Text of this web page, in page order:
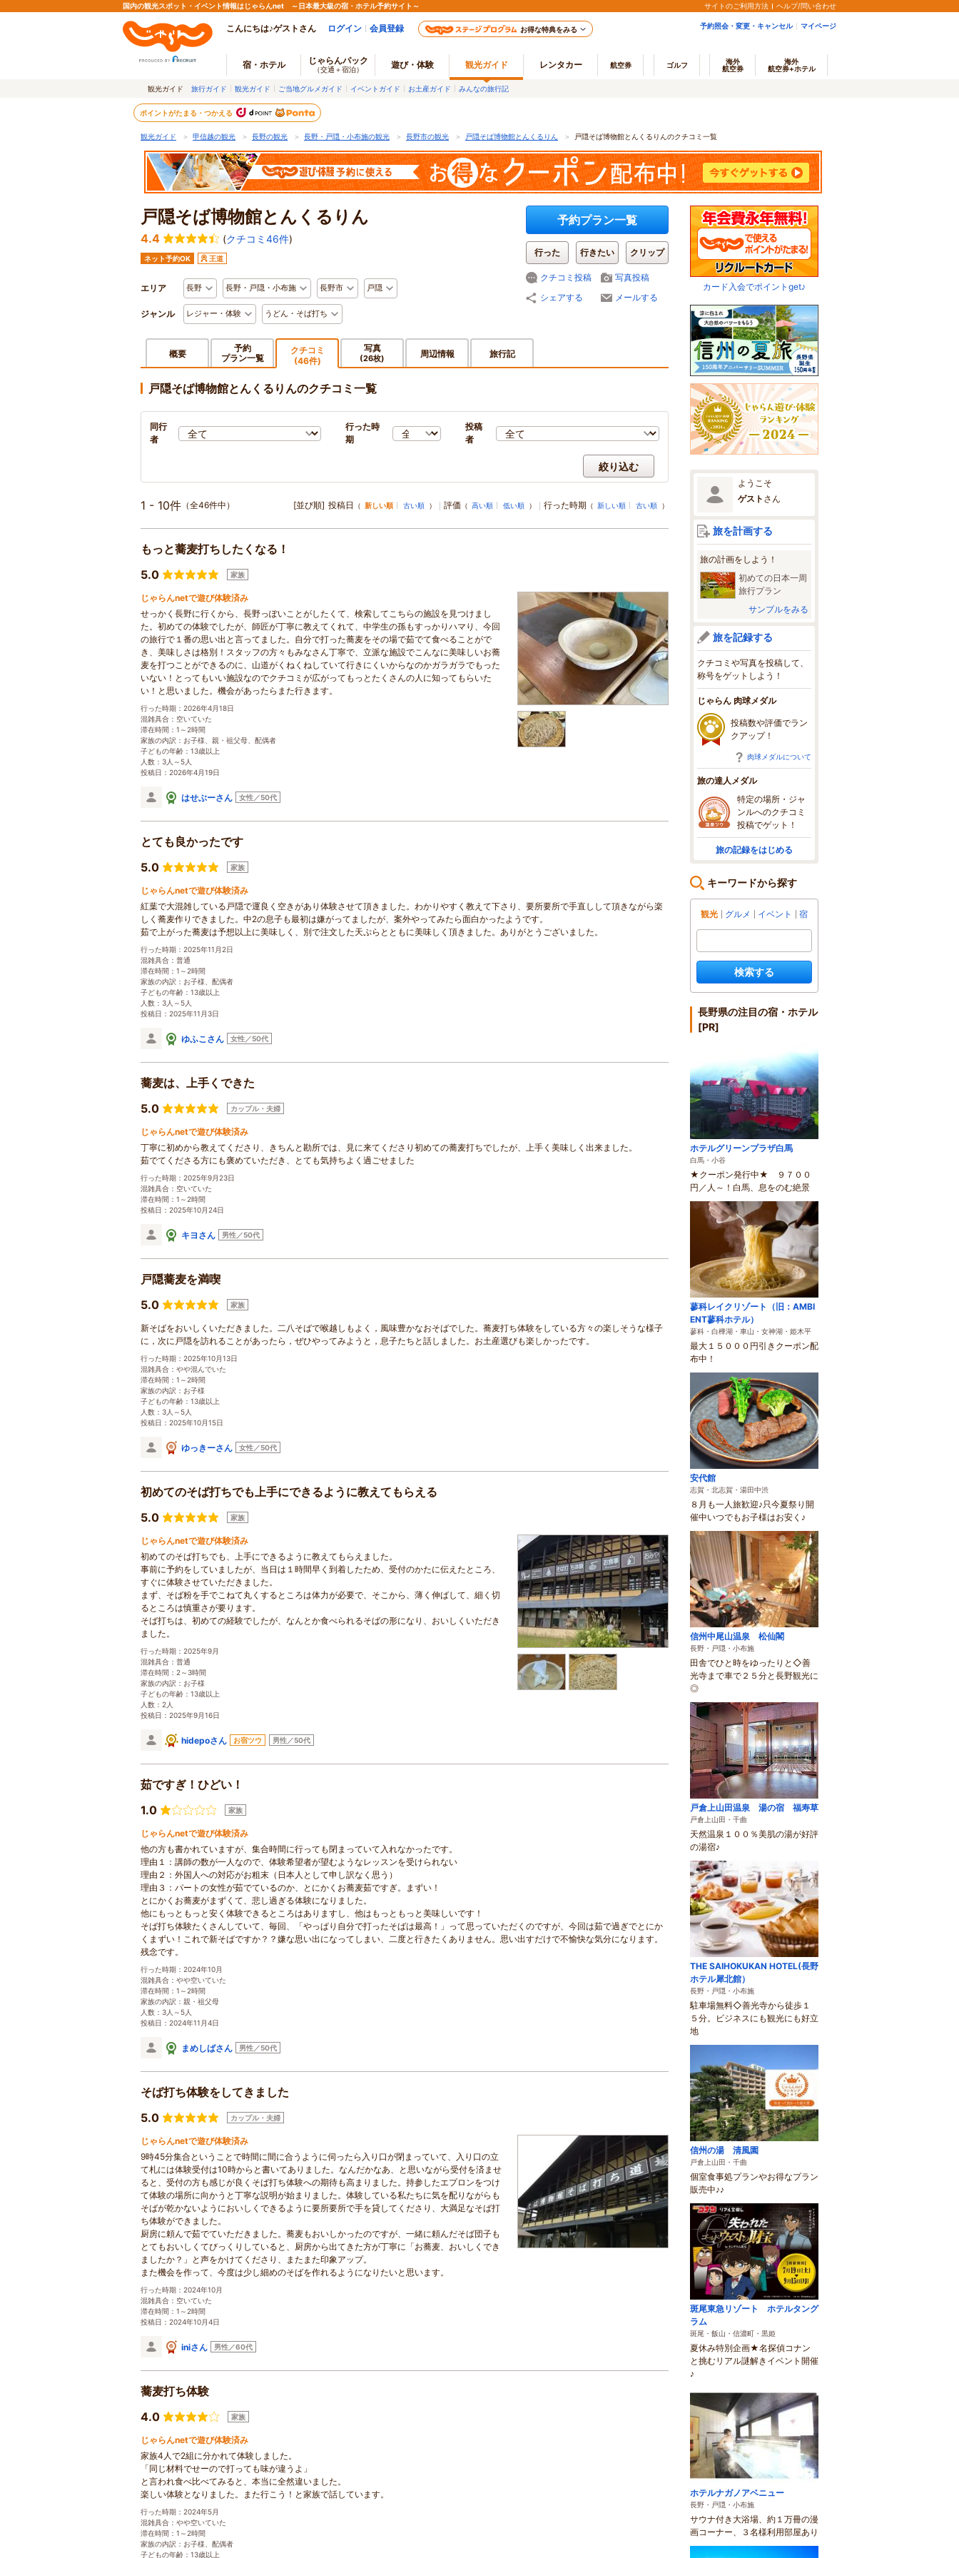
国内の観光スポット・イベント情報はじゃらんnet ～日本最大級の宿・ホテル予約サイト～ サイトのご利用方法 ヘルプ/問い合わせ
こんにちは♪ゲストさん ログイン 会員登録 お得な特典をみる 予約照会・変更・キャンセル マイページ
宿・ホテル じゃらんパック
（交通＋宿泊） 遊び・体験 観光ガイド レンタカー 航空券 ゴルフ
海外
航空券
海外
航空券+ホテル
観光ガイド 旅行ガイド 観光ガイド ご当地グルメガイド イベントガイド お土産ガイド みんなの旅行記
ポイントがたまる・つかえる
観光ガイド ＞ 甲信越の観光 ＞ 長野の観光 ＞ 長野・戸隠・小布施の観光 ＞ 長野市の観光 ＞ 戸隠そば博物館とんくるりん ＞ 戸隠そば博物館とんくるりんのクチコミ一覧
戸隠そば博物館とんくるりん
4.4 (クチコミ46件)
ネット予約OK 王道
エリア 長野 長野・戸隠・小布施 長野市 戸隠
ジャンル レジャー・体験 うどん・そば打ち
予約プラン一覧
行った 行きたい クリップ
クチコミ投稿
写真投稿
シェアする
メールする
概要
予約
プラン一覧
クチコミ
(46件)
写真
(26枚) 周辺情報 旅行記
戸隠そば博物館とんくるりんのクチコミ一覧
同行
者
行った時
期
投稿
者
絞り込む
1 - 10件 （全46件中） [並び順] 投稿日 （ 新しい順 古い順 ） 評価 （ 高い順 低い順 ） 行った時期 （ 新しい順 古い順 ）
もっと蕎麦打ちしたくなる！
5.0
家族
じゃらんnetで遊び体験済み
せっかく長野に行くから、長野っぽいことがしたくて、検索してこちらの施設を見つけまし
た。初めての体験でしたが、師匠が丁寧に教えてくれて、中学生の孫もすっかりハマり、今回
の旅行で１番の思い出と言ってました。自分で打った蕎麦をその場で茹でて食べることがで
き、美味しさは格別！スタッフの方々もみなさん丁寧で、立派な施設でこんなに美味しいお蕎
麦を打つことができるのに、山道がくねくねしていて行きにくいからなのかガラガラでもった
いない！とってもいい施設なのでクチコミが広がってもっとたくさんの人に知ってもらいた
い！と思いました。機会があったらまた行きます。
行った時期：2026年4月18日
混雑具合：空いていた
滞在時間：1～2時間
家族の内訳：お子様、親・祖父母、配偶者
子どもの年齢：13歳以上
人数：3人～5人
投稿日：2026年4月19日
はせぶーさん 女性／50代
とても良かったです
5.0
家族
じゃらんnetで遊び体験済み
紅葉で大混雑している戸隠で運良く空きがあり体験させて頂きました。わかりやすく教えて下さり、要所要所で手直しして頂きながら楽
しく蕎麦作りできました。中2の息子も最初は嫌がってましたが、案外やってみたら面白かったようです。
茹で上がった蕎麦は予想以上に美味しく、別で注文した天ぷらとともに美味しく頂きました。ありがとうございました。
行った時期：2025年11月2日
混雑具合：普通
滞在時間：1～2時間
家族の内訳：お子様、配偶者
子どもの年齢：13歳以上
人数：3人～5人
投稿日：2025年11月3日
ゆふこさん 女性／50代
蕎麦は、上手くできた
5.0
カップル・夫婦
じゃらんnetで遊び体験済み
丁寧に初めから教えてくださり、きちんと勘所では、見に来てくださり初めての蕎麦打ちでしたが、上手く美味しく出来ました。
茹でてくださる方にも褒めていただき、とても気持ちよく過ごせました
行った時期：2025年9月23日
混雑具合：空いていた
滞在時間：1～2時間
投稿日：2025年10月24日
キヨさん 男性／50代
戸隠蕎麦を満喫
5.0
家族
新そばをおいしくいただきました。二八そばで喉越しもよく，風味豊かなおそばでした。蕎麦打ち体験をしている方々の楽しそうな様子
に，次に戸隠を訪れることがあったら，ぜひやってみようと，息子たちと話しました。お土産選びも楽しかったです。
行った時期：2025年10月13日
混雑具合：やや混んでいた
滞在時間：1～2時間
家族の内訳：お子様
子どもの年齢：13歳以上
人数：3人～5人
投稿日：2025年10月15日
ゆっきーさん 女性／50代
初めてのそば打ちでも上手にできるように教えてもらえる
5.0
家族
じゃらんnetで遊び体験済み
初めてのそば打ちでも、上手にできるように教えてもらえました。
事前に予約をしていましたが、当日は１時間早く到着したため、受付のかたに伝えたところ、
すぐに体験させていただきました。
まず、そば粉を手でこねて丸くするところは体力が必要で、そこから、薄く伸ばして、細く切
るところは慎重さが要ります。
そば打ちは、初めての経験でしたが、なんとか食べられるそばの形になり、おいしくいただき
ました。
行った時期：2025年9月
混雑具合：普通
滞在時間：2～3時間
家族の内訳：お子様
子どもの年齢：13歳以上
人数：2人
投稿日：2025年9月16日
hidepoさん お宿ツウ 男性／50代
茹ですぎ！ひどい！
1.0
家族
じゃらんnetで遊び体験済み
他の方も書かれていますが、集合時間に行っても閉まっていて入れなかったです。
理由１：講師の数が一人なので、体験希望者が望むようなレッスンを受けられない
理由２：外国人への対応がお粗末（日本人として申し訳なく思う）
理由３：パートの女性が茹でているのか、とにかくお蕎麦茹ですぎ。まずい！
とにかくお蕎麦がまずくて、悲し過ぎる体験になりました。
他にもっともっと安く体験できるところはありますし、他はもっともっと美味しいです！
そば打ち体験たくさんしていて、毎回、「やっぱり自分で打ったそばは最高！」って思っていただくのですが、今回は茹で過ぎでとにか
くまずい！これで新そばですか？？嫌な思い出になってしまい、二度と行きたくありません。思い出すだけで不愉快な気分になります。
残念です。
行った時期：2024年10月
混雑具合：やや空いていた
滞在時間：1～2時間
家族の内訳：親・祖父母
人数：3人～5人
投稿日：2024年11月4日
まめしばさん 男性／50代
そば打ち体験をしてきました
5.0
カップル・夫婦
じゃらんnetで遊び体験済み
9時45分集合ということで時間に間に合うように伺ったら入り口が閉まっていて、入り口の立
て札には体験受付は10時からと書いてありました。なんだかなあ、と思いながら受付を済ませ
ると、受付の方も感じが良くそば打ち体験への期待も高まりました。持参したエプロンをつけ
て体験の場所に向かうと丁寧な説明が始まりました。体験している私たちに気を配りながらも
そばが乾かないようにおいしくできるように要所要所で手を貸してくださり、大満足なそば打
ち体験ができました。
厨房に頼んで茹でていただきました。蕎麦もおいしかったのですが、一緒に頼んだそば団子も
とてもおいしくてびっくりしていると、厨房から出てきた方が丁寧に「お蕎麦、おいしくでき
ましたか？」と声をかけてくださり、またまた印象アップ。
また機会を作って、今度は少し細めのそばを作れるようになりたいと思います。
行った時期：2024年10月
混雑具合：空いていた
滞在時間：1～2時間
投稿日：2024年10月4日
iniさん 男性／60代
蕎麦打ち体験
4.0
家族
じゃらんnetで遊び体験済み
家族4人で2組に分かれて体験しました。
「同じ材料でせーので打っても味が違うよ」
と言われ食べ比べてみると、本当に全然違いました。
楽しい体験となりました。また行こう！と家族で話しています。
行った時期：2024年5月
混雑具合：やや空いていた
滞在時間：1～2時間
家族の内訳：お子様、配偶者
子どもの年齢：13歳以上
カード入会でポイントget♪
ようこそ
ゲスト さん
旅を計画する
旅の計画をしよう！
初めての日本一周
旅行プラン
サンプルをみる
旅を記録する
クチコミや写真を投稿して、
称号をゲットしよう！
じゃらん 肉球メダル
投稿数や評価でラン
クアップ！
肉球メダルについて
旅の達人メダル
特定の場所・ジャ
ンルへのクチコミ
投稿でゲット！
旅の記録をはじめる
キーワードから探す
観光 グルメ イベント 宿
検索する
長野県の注目の宿・ホテル
[PR]
ホテルグリーンプラザ白馬
白馬・小谷
★クーポン発行中★ ９７００
円／人～！白馬、息をのむ絶景
蓼科レイクリゾート（旧：AMBI
ENT蓼科ホテル）
蓼科・白樺湖・車山・女神湖・姫木平
最大１５０００円引きクーポン配
布中！
安代館
志賀・北志賀・湯田中渋
８月も一人旅歓迎♪只今夏祭り開
催中いつでもお子様はお安く♪
信州中尾山温泉 松仙閣
長野・戸隠・小布施
田舎でひと時をゆったりと◇善
光寺まで車で２５分と長野観光に
◎
戸倉上山田温泉 湯の宿 福寿草
戸倉上山田・千曲
天然温泉１００％美肌の湯が好評
の湯宿♪
THE SAIHOKUKAN HOTEL(長野
ホテル犀北館）
長野・戸隠・小布施
駐車場無料◇善光寺から徒歩１
５分。ビジネスにも観光にも好立
地
信州の湯 清風園
戸倉上山田・千曲
個室食事処プランやお得なプラン
販売中♪♪
斑尾東急リゾート ホテルタング
ラム
斑尾・飯山・信濃町・黒姫
夏休み特別企画★名探偵コナン
と挑むリアル謎解きイベント開催
♪
ホテルナガノアベニュー
長野・戸隠・小布施
サウナ付き大浴場、約１万冊の漫
画コーナー、３名様利用部屋あり